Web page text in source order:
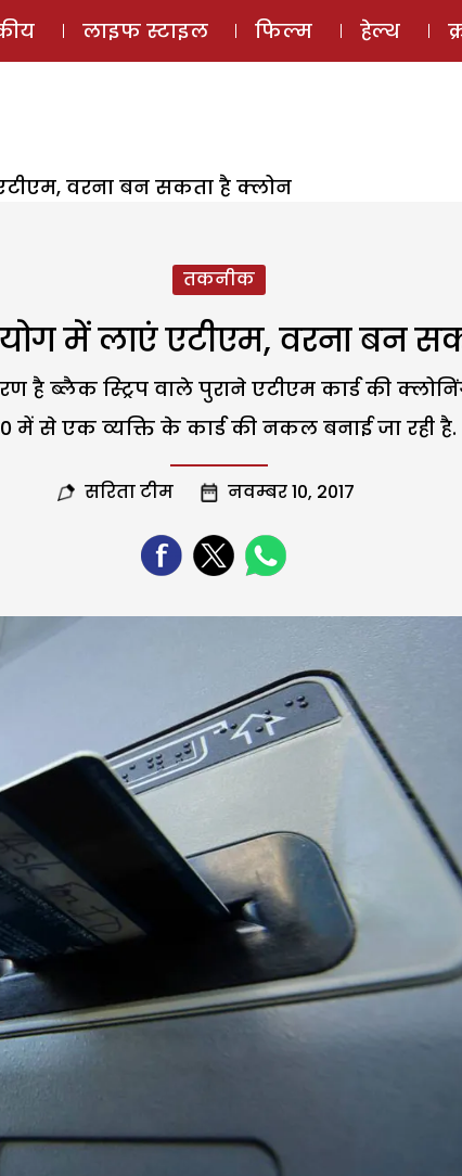
ई-मैगज़ीन
लाइफ स्टाइल फिल्म हेल्थ
वरना बन सकता है क्लोन
तकनीक
में लाएं एटीएम, वरना बन
है ब्लैक स्ट्रिप वाले पुराने एटीएम कार्ड की
में से एक व्यक्ति के कार्ड की नकल बनाई जा रही है.
सरिता टीम नवम्बर 10, 2017